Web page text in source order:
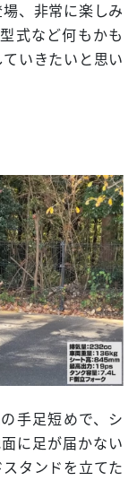
、非常に楽しみ
式など何もかも
いきたいと思い
手足短めで、シ
に足が届かない
タンドを立てた